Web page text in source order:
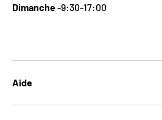
Dimanche-9:30-17:00
Aide